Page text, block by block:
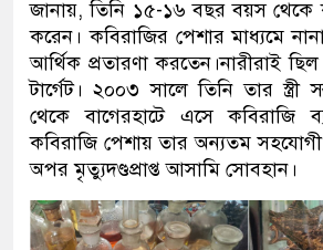
জানায়, তিনি ১৫-১৬ বছর বয়স থেকে
করেন। কবিরাজির পেশার মাধ্যমে
আর্থিক প্রতারণা করতেন।নারীরাই
টার্গেট। ২০০৩ সালে তিনি তার স্ত্রী
থেকে বাগেরহাটে এসে কবিরাজি
কবিরাজি পেশায় তার অন্যতম
অপর মৃত্যুদণ্ডপ্রাপ্ত আসামি সোবহান।